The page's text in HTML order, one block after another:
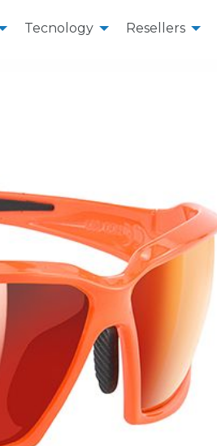
Tecnology Resellers